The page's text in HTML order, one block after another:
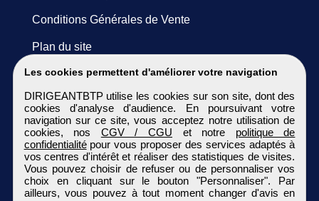
Les cookies permettent d'améliorer votre navigation
DIRIGEANTBTP utilise les cookies sur son site, dont des
cookies d'analyse d'audience. En poursuivant votre
navigation sur ce site, vous acceptez notre utilisation de
cookies, nos CGV / CGU et notre politique de
confidentialitépour vous proposer des services adaptés à
vos centres d'intérêt et réaliser des statistiques de visites.
Vous pouvez choisir de refuser ou de personnaliser vos
choix en cliquant sur le bouton "Personnaliser". Par
ailleurs, vous pouvez à tout moment changer d'avis en
Conditions Générales de Vente
Plan du site